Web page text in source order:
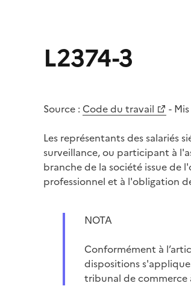
L2374-3
Source : Code du travail -
Les représentants des salariés
surveillance, ou participant à
branche de la société issue de
professionnel et à l'obligation
NOTA
Conformément à
dispositions
tribunal de commerce